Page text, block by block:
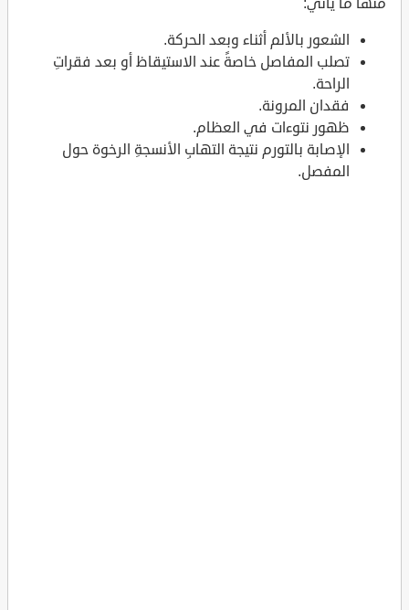
الشعور بالألم أثناء وبعد الحركة.
تصلب المفاصل خاصةً عند الاستيقاظ أو بعد فقراتِ
الراحة.
فقدان المرونة.
ظهور نتوءات في العظام.
الإصابة بالتورم نتيجة التهابِ الأنسجةِ الرخوة حول
المفصل.